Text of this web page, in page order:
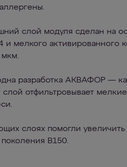
слой модуля сделан на
мелкого активированного
мкм.
разработка АКВАФОР —
отфильтровывает
слоях помогли увеличить
В150.